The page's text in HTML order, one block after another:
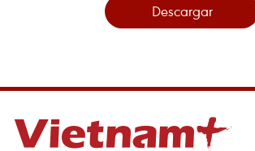
Descargar